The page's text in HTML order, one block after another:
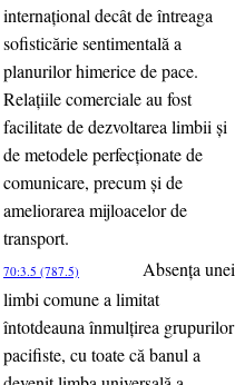
internaţional decât de întreaga
sofisticărie sentimentală a
planurilor himerice de pace.
Relaţiile comerciale au fost
facilitate de dezvoltarea limbii şi
de metodele perfecţionate de
comunicare, precum şi de
ameliorarea mijloacelor de
transport.
70:3.5 (787.5)
Absenţa unei
limbi comune a limitat
întotdeauna înmulţirea grupurilor
pacifiste, cu toate că banul a